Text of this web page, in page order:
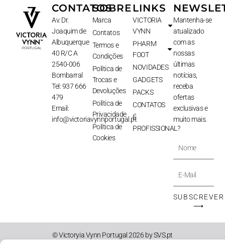
CONTATOS
Av. Dr.
Joaquim de
Albuquerque
40 R/C A
2540-006
Bombarral
Tel: 937 666
479
Email:
info@victoriavynnportugal.pt
SOBRE
Marca
Contatos
Termos e
Condições
Política de
Trocas e
Devoluções
Política de
Privacidade
Política de
Cookies
LINKS
VICTORIA
VYNN
PHARM
FOOT
NOVIDADES
GADGETS
PACKS
CONTATOS
É
PROFISSIONAL?
Mantenha-se
atualizado
com as
nossas
últimas
notícias,
receba
ofertas
exclusivas e
muito mais.
Nome
E-
Mail
SUBSCREVER
⟶
© Victoryia Vynn Portugal 2026 by SVS.pt